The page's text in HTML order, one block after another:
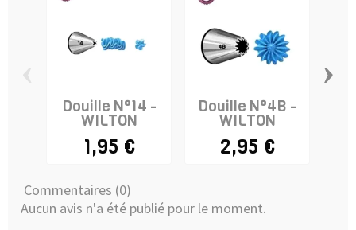
Douille N°14 -
WILTON
1,95 €
Douille N°4B -
WILTON
2,95 €
›
Commentaires (0)
Aucun avis n'a été publié pour le moment.